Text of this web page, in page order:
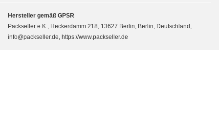
Hersteller gemäß GPSR
Packseller e.K., Heckerdamm 218, 13627 Berlin, Berlin, Deutschland,
info@packseller.de, https://www.packseller.de